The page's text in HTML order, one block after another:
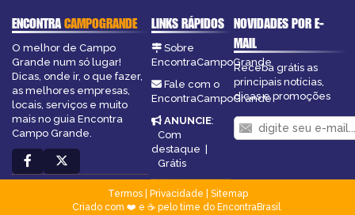
ENCONTRACAMPOGRANDE
O melhor de Campo
Grande num só lugar!
Dicas, onde ir, o que fazer,
as melhores empresas,
locais, serviços e muito
mais no guia Encontra
Campo Grande.
LINKS RÁPIDOS
Sobre
EncontraCampoGrande
Fale com o
EncontraCampoGrande
ANUNCIE:
Com
destaque |
Grátis
NOVIDADES POR E-
MAIL
Receba grátis as
principais notícias,
dicas e promoções
Termos| Privacidade
Sitemap
Criado com ❤️ e ☕ pelo time do EncontraBrasil